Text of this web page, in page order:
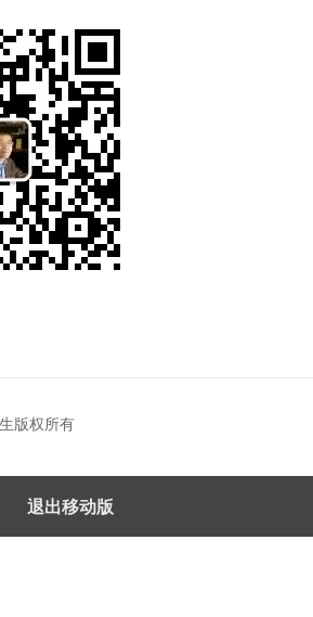
版权所有
退出移动版